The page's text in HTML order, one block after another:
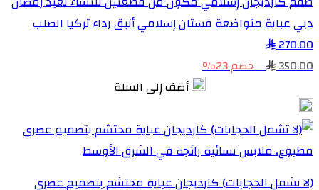
دبي عباية متواضعة فستان إسلامي أنيق رداء تركيا الصلب
270.00
350.00
خصم 23%
أضف إلى السلة
(لا تشمل الحجابات) كارديجان عباية محتشم بتصميم عصري